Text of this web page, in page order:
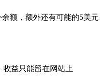
额，额外还有可能的5美元
益只能留在网站上